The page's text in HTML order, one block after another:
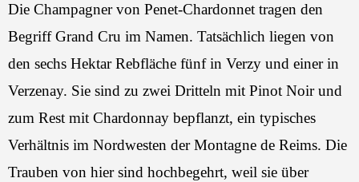
Die Champagner von Penet-Chardonnet tragen den
Begriff Grand Cru im Namen. Tatsächlich liegen von
den sechs Hektar Rebfläche fünf in Verzy und einer in
Verzenay. Sie sind zu zwei Dritteln mit Pinot Noir und
zum Rest mit Chardonnay bepflanzt, ein typisches
Verhältnis im Nordwesten der Montagne de Reims. Die
Trauben von hier sind hochbegehrt, weil sie über